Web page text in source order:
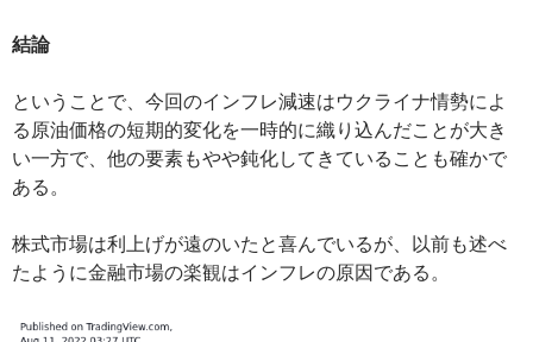
結論
ということで、今回のインフレ減速はウクライナ情勢によ
る原油価格の短期的変化を一時的に織り込んだことが大き
い一方で、他の要素もやや鈍化してきていることも確かで
ある。
株式市場は利上げが遠のいたと喜んでいるが、以前も述べ
たように金融市場の楽観はインフレの原因である。